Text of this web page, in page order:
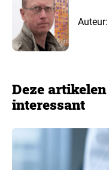
Deze
interessant